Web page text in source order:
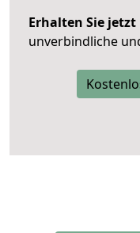
Erhalten Sie jetzt
unverbindliche